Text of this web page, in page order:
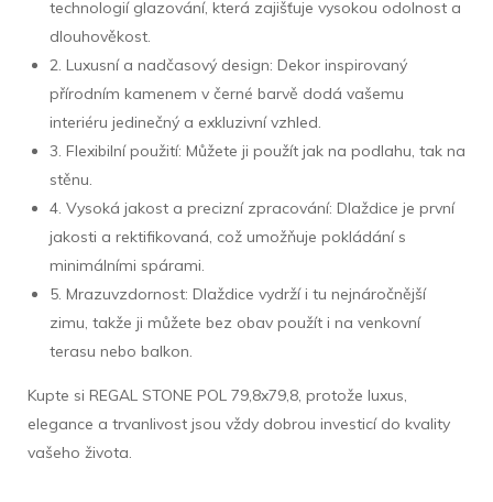
technologií glazování, která zajišťuje vysokou odolnost a
dlouhověkost.
2. Luxusní a nadčasový design: Dekor inspirovaný
přírodním kamenem v černé barvě dodá vašemu
interiéru jedinečný a exkluzivní vzhled.
3. Flexibilní použití: Můžete ji použít jak na podlahu, tak na
stěnu.
4. Vysoká jakost a precizní zpracování: Dlaždice je první
jakosti a rektifikovaná, což umožňuje pokládání s
minimálními spárami.
5. Mrazuvzdornost: Dlaždice vydrží i tu nejnáročnější
zimu, takže ji můžete bez obav použít i na venkovní
terasu nebo balkon.
Kupte si REGAL STONE POL 79,8x79,8, protože luxus,
elegance a trvanlivost jsou vždy dobrou investicí do kvality
vašeho života.